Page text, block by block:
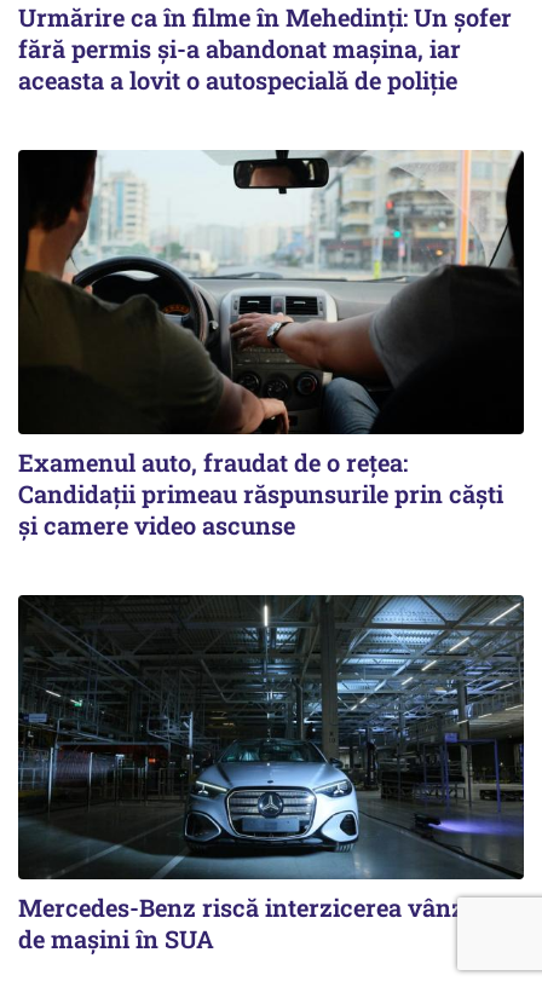
Urmărire ca în filme în Mehedinți: Un șofer
fără permis și-a abandonat mașina, iar
aceasta a lovit o autospecială de poliție
Examenul auto, fraudat de o rețea:
Candidații primeau răspunsurile prin căști
și camere video ascunse
Mercedes-Benz riscă interzicerea vânzării
de mașini în SUA